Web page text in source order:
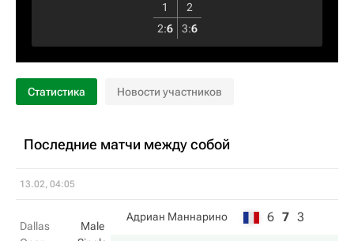
1
2
2:6 3:6
Статистика Новости участников
Последние матчи между собой
13.02, 04:05
Dallas
Male
Адриан Маннарино 6 7 3